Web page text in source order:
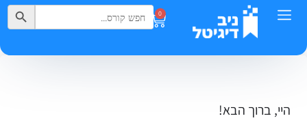
0
Search
for:
Search Button
היי, ברוך הבא!